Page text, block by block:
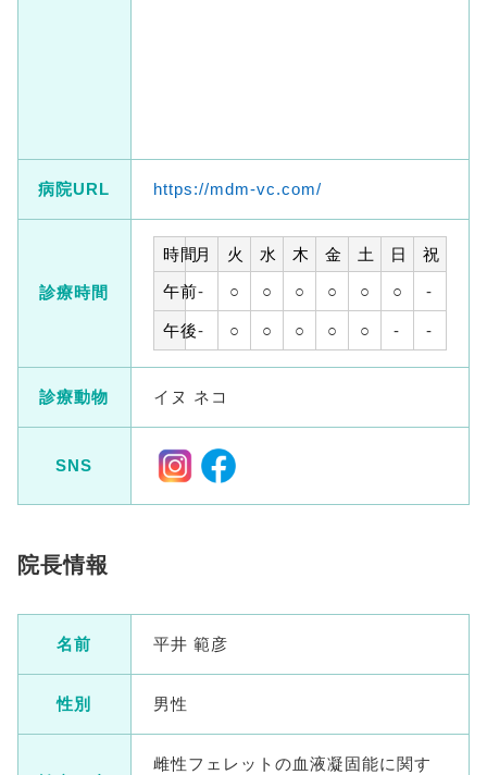
病院URL https://mdm-vc.com/
診療時間
時間月 火 水 木 金 土 日
祝
午前- ○ ○ ○ ○ ○ ○ -
午後- ○ ○ ○ ○ ○ - -
診療動物 イヌ ネコ
SNS
院長情報
名前 平井 範彦
性別 男性
雌性フェレットの血液凝固能に関す